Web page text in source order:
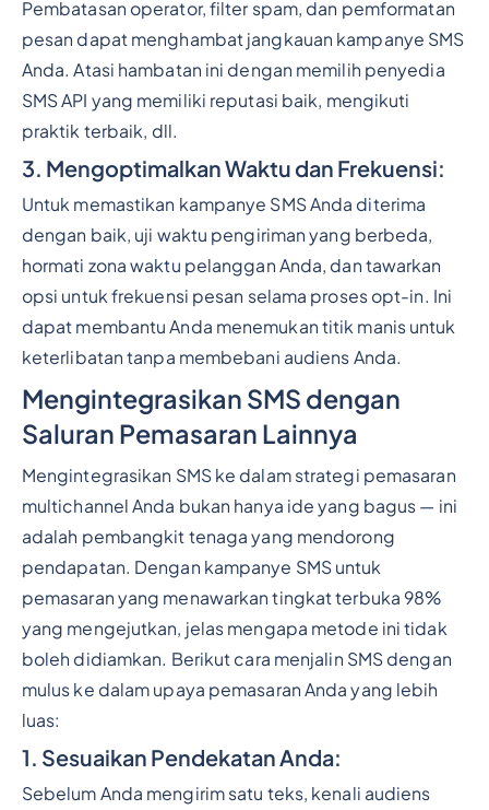
Pembatasan operator, filter spam, dan pemformatan
pesan dapat menghambat jangkauan kampanye SMS
Anda. Atasi hambatan ini dengan memilih penyedia
SMS API yang memiliki reputasi baik, mengikuti
praktik terbaik, dll.
3. Mengoptimalkan Waktu dan Frekuensi:
Untuk memastikan kampanye SMS Anda diterima
dengan baik, uji waktu pengiriman yang berbeda,
hormati zona waktu pelanggan Anda, dan tawarkan
opsi untuk frekuensi pesan selama proses opt-in. Ini
dapat membantu Anda menemukan titik manis untuk
keterlibatan tanpa membebani audiens Anda.
Mengintegrasikan SMS dengan
Saluran Pemasaran Lainnya
Mengintegrasikan SMS ke dalam strategi pemasaran
multichannel Anda bukan hanya ide yang bagus — ini
adalah pembangkit tenaga yang mendorong
pendapatan. Dengan kampanye SMS untuk
pemasaran yang menawarkan tingkat terbuka 98%
yang mengejutkan, jelas mengapa metode ini tidak
boleh didiamkan. Berikut cara menjalin SMS dengan
mulus ke dalam upaya pemasaran Anda yang lebih
luas:
1. Sesuaikan Pendekatan Anda:
Sebelum Anda mengirim satu teks, kenali audiens